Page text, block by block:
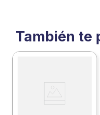
También te